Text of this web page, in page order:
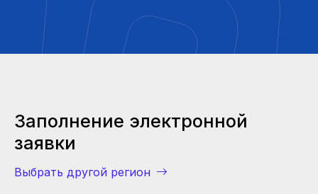
Заполнение электронной
заявки
Выбрать другой регион